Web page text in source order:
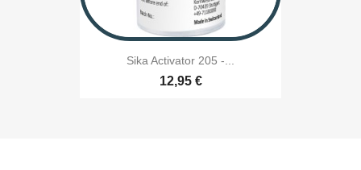
Sika Activator 205 -...
12,95 €